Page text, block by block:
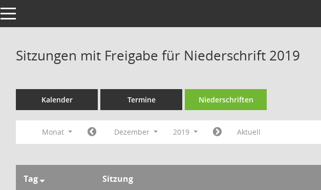
Toggle navigation
Sitzungen mit Freigabe für Niederschrift 2019
Kalender Termine Niederschriften
Monat Dezember 2019 Aktuell
Tag Sitzung